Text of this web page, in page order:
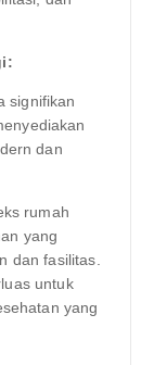
signifikan
dan
rumah
yang
dan fasilitas.
untuk
yang